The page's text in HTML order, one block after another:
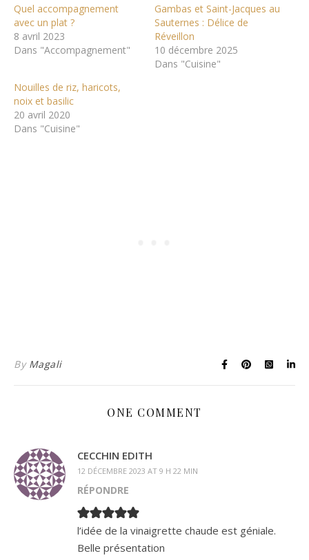
Quel accompagnement
avec un plat ?
8 avril 2023
Dans "Accompagnement"
Gambas et Saint-Jacques au
Sauternes : Délice de
Réveillon
10 décembre 2025
Dans "Cuisine"
Nouilles de riz, haricots,
noix et basilic
20 avril 2020
Dans "Cuisine"
By Magali
ONE COMMENT
CECCHIN EDITH
12 DÉCEMBRE 2023 AT 9 H 22 MIN
RÉPONDRE
l’idée de la vinaigrette chaude est géniale.
Belle présentation